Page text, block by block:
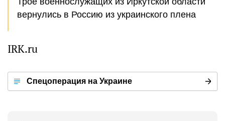
вернулись в Россию из украинского плена
IRK.ru
Спецоперация на Украине